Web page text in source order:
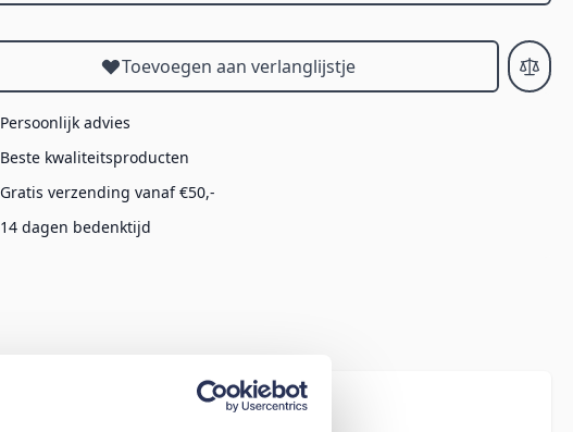
Toevoegen aan verlanglijstje
Persoonlijk advies
Beste kwaliteitsproducten
Gratis verzending vanaf €50,-
14 dagen bedenktijd